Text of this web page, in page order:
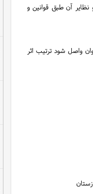
نظایر آن طبق قوانین و
واصل شود ترتیب اثر